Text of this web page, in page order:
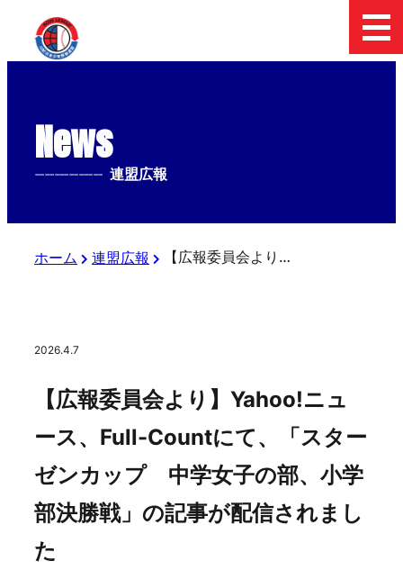
News
-------------- 連盟広報
ホーム 連盟広報 【広報委員会より】Yahoo!ニュース、Full-Countにて、「スターゼンカップ 中学女子の部、小学部決勝戦」の記事が配信されました
2026.4.7
【広報委員会より】Yahoo!ニュ
ース、Full-Countにて、「スター
ゼンカップ 中学女子の部、小学
部決勝戦」の記事が配信されまし
た